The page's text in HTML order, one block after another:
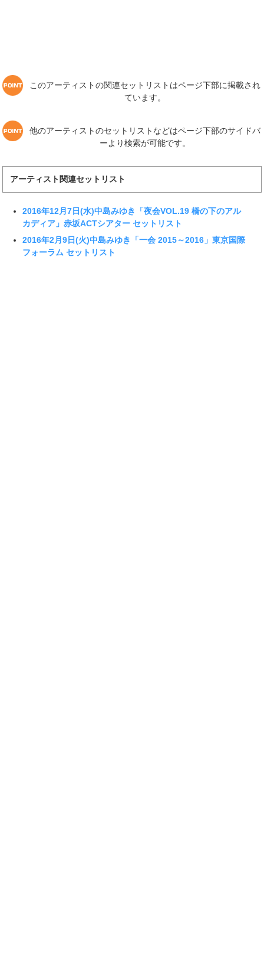
このアーティストの関連セットリストはページ下部に掲載され
ています。
他のアーティストのセットリストなどはページ下部のサイドバ
ーより検索が可能です。
アーティスト関連セットリスト
2016年12月7日(水)中島みゆき「夜会VOL.19 橋の下のアル
カディア」赤坂ACTシアター セットリスト
2016年2月9日(火)中島みゆき「一会 2015～2016」東京国際
フォーラム セットリスト